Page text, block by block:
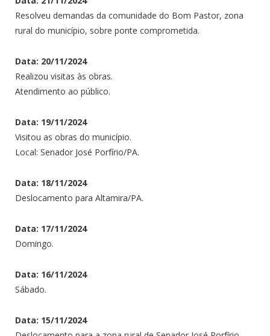
Resolveu demandas da comunidade do Bom Pastor, zona
rural do município, sobre ponte comprometida.
Data: 20/11/2024
Realizou visitas às obras.
Atendimento ao público.
Data: 19/11/2024
Visitou as obras do município.
Local: Senador José Porfírio/PA.
Data: 18/11/2024
Deslocamento para Altamira/PA.
Data: 17/11/2024
Domingo.
Data: 16/11/2024
Sábado.
Data: 15/11/2024